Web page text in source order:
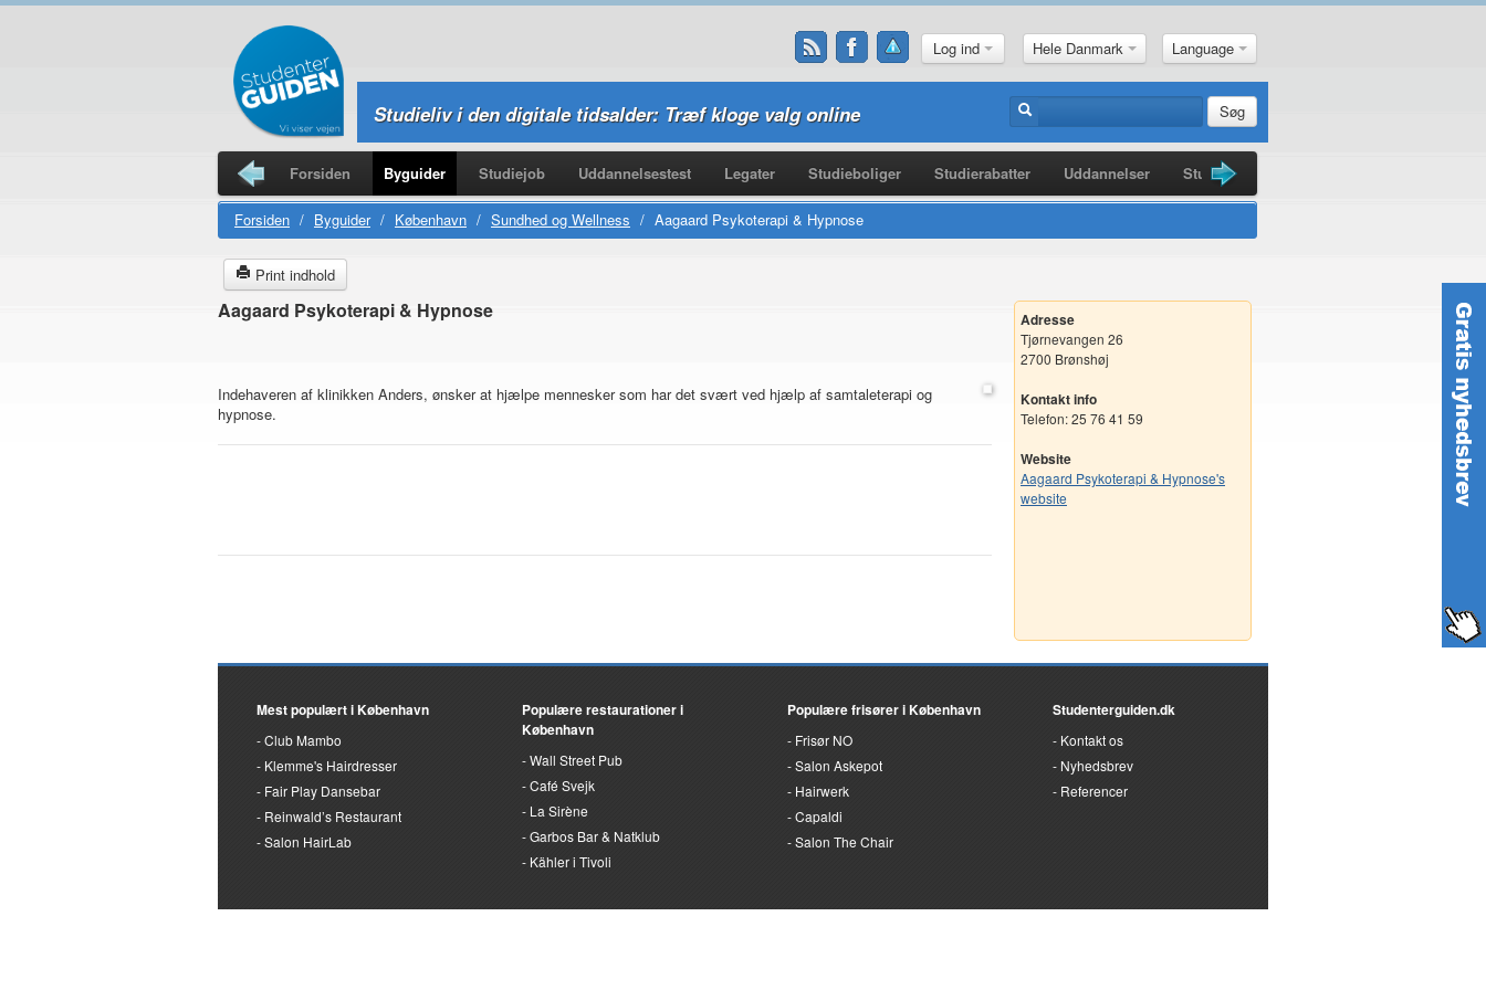
Log ind Hele Danmark Language
Studieliv i den digitale tidsalder: Træf kloge valg online Søg
Forsiden Byguider Studiejob Uddannelsestest Legater Studieboliger Studierabatter Uddannelser Studiebøger
Studierejser
Forsiden / Byguider / København / Sundhed og Wellness / Aagaard Psykoterapi & Hypnose
Print indhold
Aagaard Psykoterapi & Hypnose
Indehaveren af klinikken Anders, ønsker at hjælpe mennesker som har det svært ved hjælp af samtaleterapi og
hypnose.
Adresse
Tjørnevangen 26
2700 Brønshøj
Kontakt info
Telefon: 25 76 41 59
Website
Aagaard Psykoterapi & Hypnose's
website
Mest populært i København
Club Mambo
Klemme's Hairdresser
Fair Play Dansebar
Reinwald’s Restaurant
Salon HairLab
Populære restaurationer i
København
Wall Street Pub
Café Svejk
La Sirène
Garbos Bar & Natklub
Kähler i Tivoli
Populære frisører i København
Frisør NO
Salon Askepot
Hairwerk
Capaldi
Salon The Chair
Studenterguiden.dk
Kontakt os
Nyhedsbrev
Referencer